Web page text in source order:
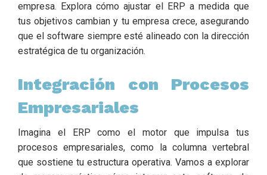
empresa. Explora cómo ajustar el ERP a medida que
tus objetivos cambian y tu empresa crece, asegurando
que el software siempre esté alineado con la dirección
estratégica de tu organización.
Integración con Procesos
Empresariales
Imagina el ERP como el motor que impulsa tus
procesos empresariales, como la columna vertebral
que sostiene tu estructura operativa. Vamos a explorar